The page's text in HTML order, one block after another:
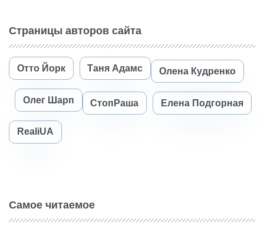
Страницы авторов сайта
Отто Йорк Таня Адамс Олена Кудренко
Олег Шарп СтопРаша Елена Подгорная
RealiUA
Самое читаемое